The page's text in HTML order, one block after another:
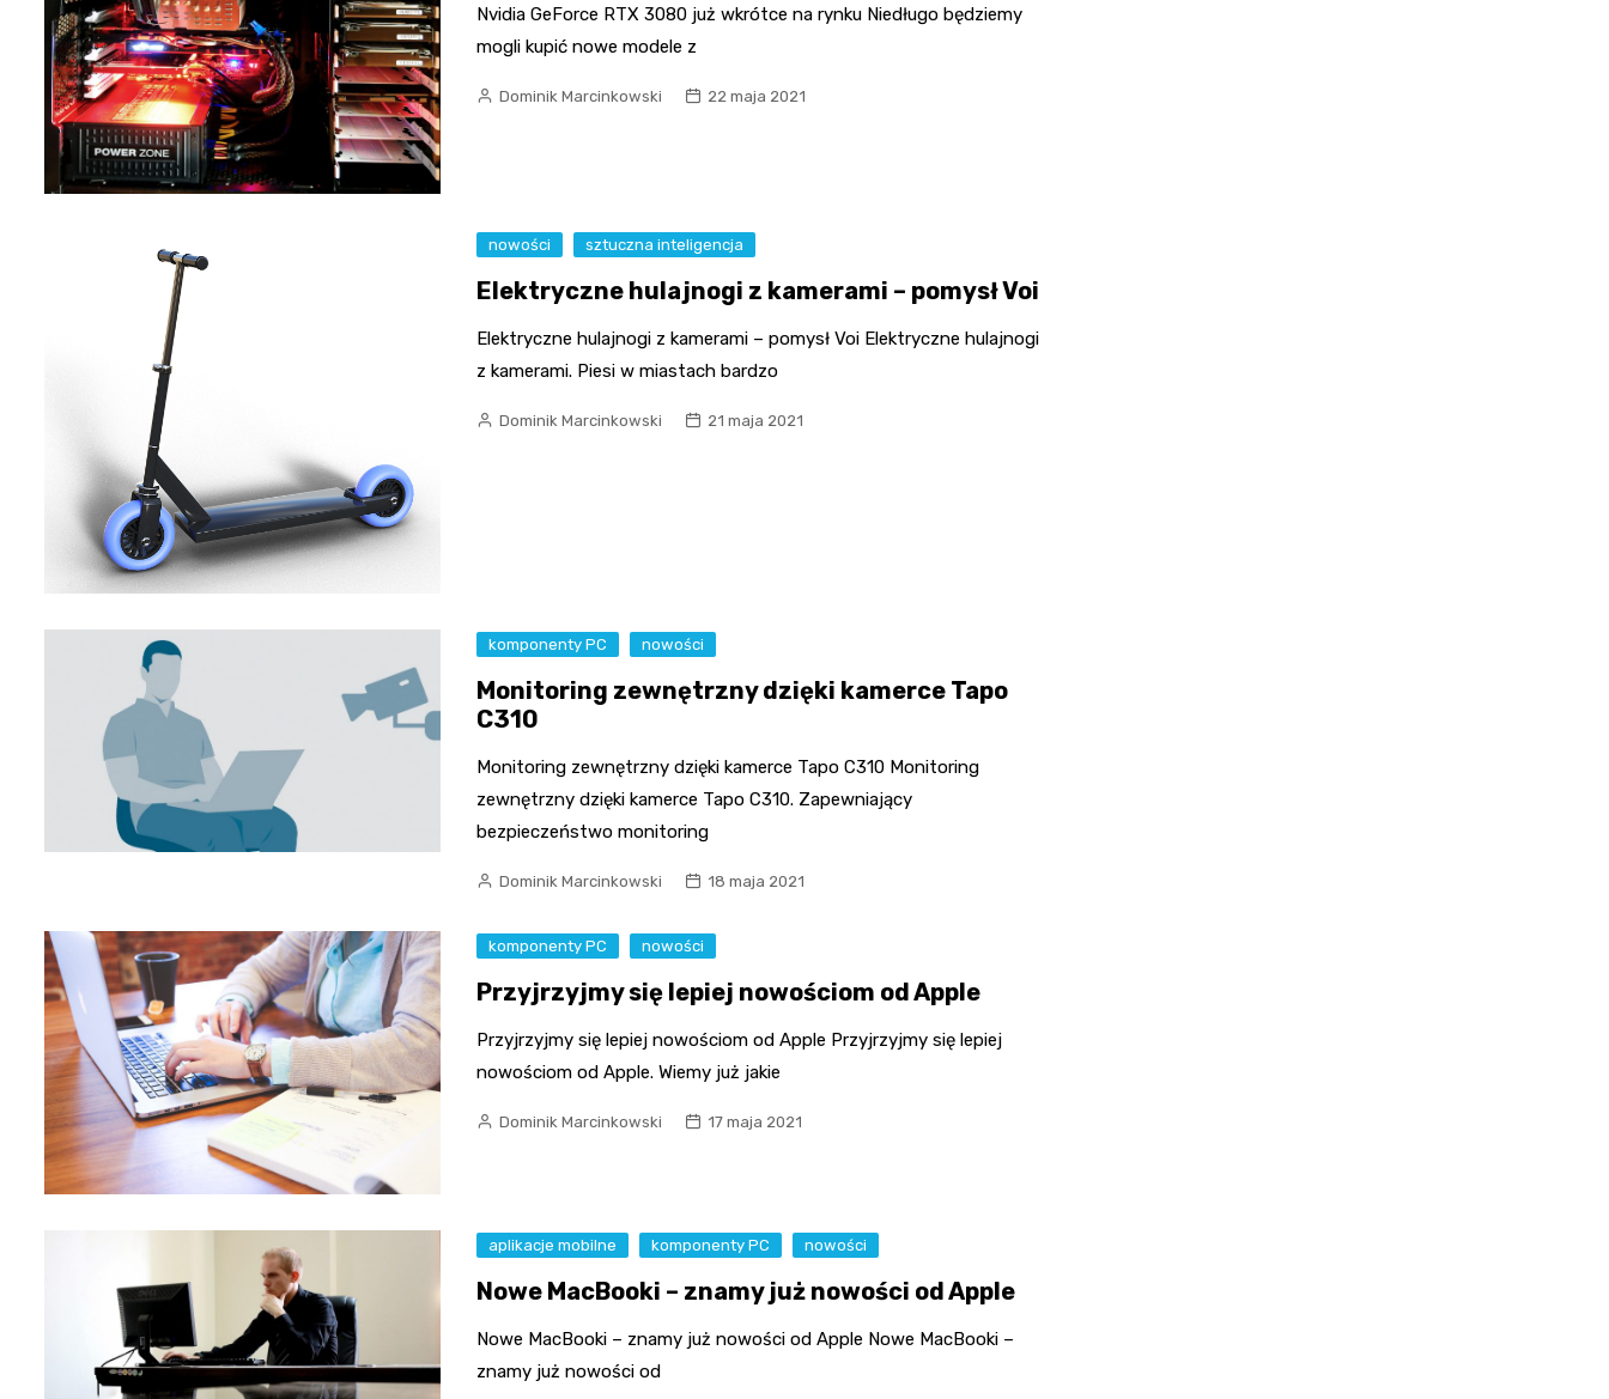
Nvidia GeForce RTX 3080 już wkrótce na rynku Niedługo będziemy
mogli kupić nowe modele z
Dominik Marcinkowski 22 maja 2021
nowości sztuczna inteligencja
Elektryczne hulajnogi z kamerami – pomysł Voi
Elektryczne hulajnogi z kamerami – pomysł Voi Elektryczne hulajnogi
z kamerami. Piesi w miastach bardzo
Dominik Marcinkowski 21 maja 2021
komponenty PC nowości
Monitoring zewnętrzny dzięki kamerce Tapo
C310
Monitoring zewnętrzny dzięki kamerce Tapo C310 Monitoring
zewnętrzny dzięki kamerce Tapo C310. Zapewniający
bezpieczeństwo monitoring
Dominik Marcinkowski 18 maja 2021
komponenty PC nowości
Przyjrzyjmy się lepiej nowościom od Apple
Przyjrzyjmy się lepiej nowościom od Apple Przyjrzyjmy się lepiej
nowościom od Apple. Wiemy już jakie
Dominik Marcinkowski 17 maja 2021
aplikacje mobilne komponenty PC nowości
Nowe MacBooki – znamy już nowości od Apple
Nowe MacBooki – znamy już nowości od Apple Nowe MacBooki –
znamy już nowości od